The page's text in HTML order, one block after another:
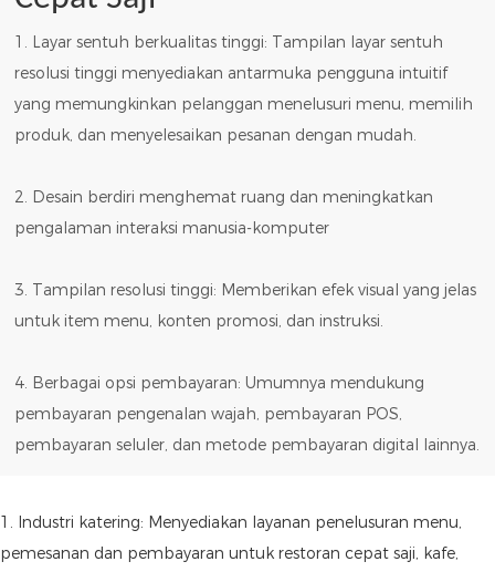
1. Layar sentuh berkualitas tinggi: Tampilan layar sentuh
resolusi tinggi menyediakan antarmuka pengguna intuitif
yang memungkinkan pelanggan menelusuri menu, memilih
produk, dan menyelesaikan pesanan dengan mudah.
2. Desain berdiri menghemat ruang dan meningkatkan
pengalaman interaksi manusia-komputer
3. Tampilan resolusi tinggi: Memberikan efek visual yang jelas
untuk item menu, konten promosi, dan instruksi.
4. Berbagai opsi pembayaran: Umumnya mendukung
pembayaran pengenalan wajah, pembayaran POS,
pembayaran seluler, dan metode pembayaran digital lainnya.
1. Industri katering: Menyediakan layanan penelusuran menu,
pemesanan dan pembayaran untuk restoran cepat saji, kafe,